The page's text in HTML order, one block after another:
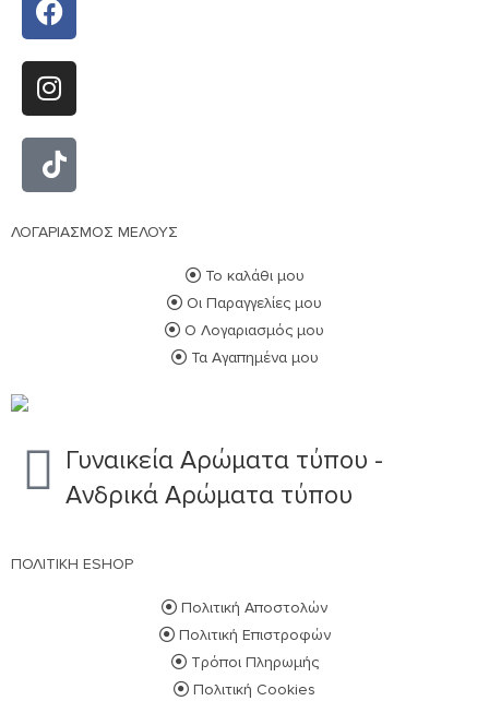
ΛΟΓΑΡΙΑΣΜΟΣ ΜΕΛΟΥΣ
Το καλάθι μου
Οι Παραγγελίες μου
Ο Λογαριασμός μου
Τα Αγαπημένα μου
Γυναικεία Αρώματα τύπου -
Ανδρικά Αρώματα τύπου
ΠΟΛΙΤΙΚΗ ESHOP
Πολιτική Αποστολών
Πολιτική Επιστροφών
Τρόποι Πληρωμής
Πολιτική Cookies